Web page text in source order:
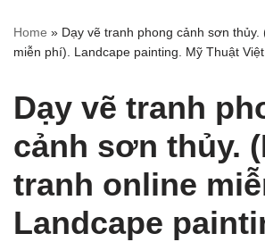
Home » Dạy vẽ tranh phong cảnh sơn thủy.
miễn phí). Landcape painting. Mỹ Thuật Việt
Dạy vẽ tranh
cảnh sơn thủy.
tranh online
Landcape